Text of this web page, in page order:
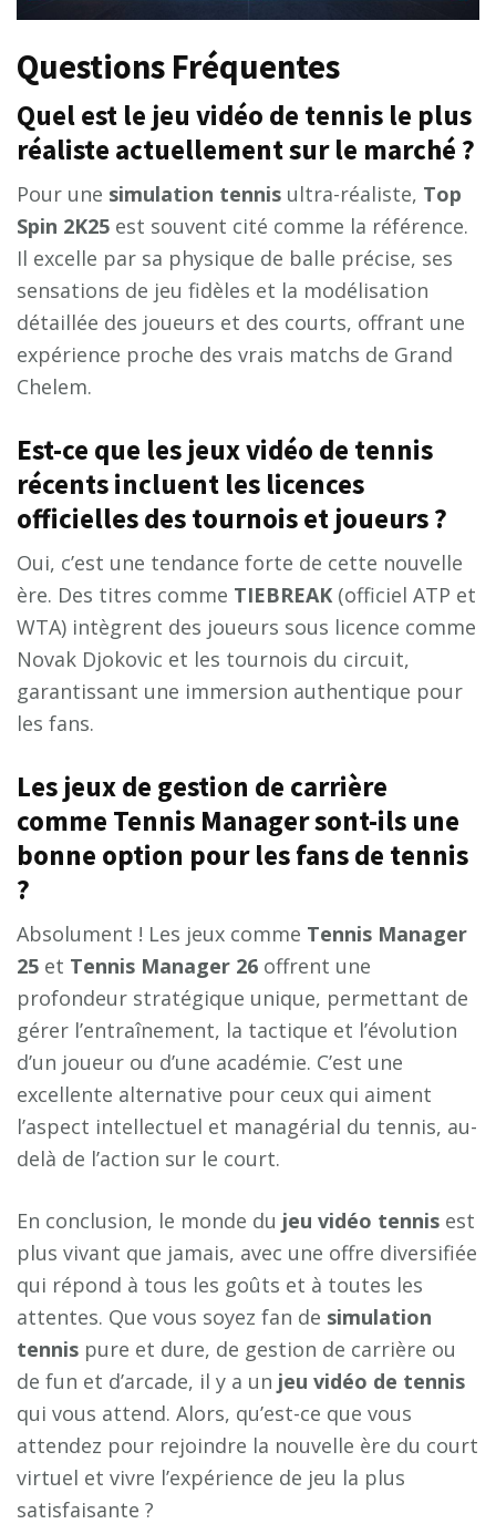
Questions Fréquentes
Quel est le jeu vidéo de tennis le plus
réaliste actuellement sur le marché ?
Pour une simulation tennis ultra-réaliste, Top
Spin 2K25 est souvent cité comme la référence.
Il excelle par sa physique de balle précise, ses
sensations de jeu fidèles et la modélisation
détaillée des joueurs et des courts, offrant une
expérience proche des vrais matchs de Grand
Chelem.
Est-ce que les jeux vidéo de tennis
récents incluent les licences
officielles des tournois et joueurs ?
Oui, c’est une tendance forte de cette nouvelle
ère. Des titres comme TIEBREAK (officiel ATP et
WTA) intègrent des joueurs sous licence comme
Novak Djokovic et les tournois du circuit,
garantissant une immersion authentique pour
les fans.
Les jeux de gestion de carrière
comme Tennis Manager sont-ils une
bonne option pour les fans de tennis
?
Absolument ! Les jeux comme Tennis Manager
25 et Tennis Manager 26 offrent une
profondeur stratégique unique, permettant de
gérer l’entraînement, la tactique et l’évolution
d’un joueur ou d’une académie. C’est une
excellente alternative pour ceux qui aiment
l’aspect intellectuel et managérial du tennis, au-
delà de l’action sur le court.
En conclusion, le monde du jeu vidéo tennis est
plus vivant que jamais, avec une offre diversifiée
qui répond à tous les goûts et à toutes les
attentes. Que vous soyez fan de simulation
tennis pure et dure, de gestion de carrière ou
de fun et d’arcade, il y a un jeu vidéo de tennis
qui vous attend. Alors, qu’est-ce que vous
attendez pour rejoindre la nouvelle ère du court
virtuel et vivre l’expérience de jeu la plus
satisfaisante ?